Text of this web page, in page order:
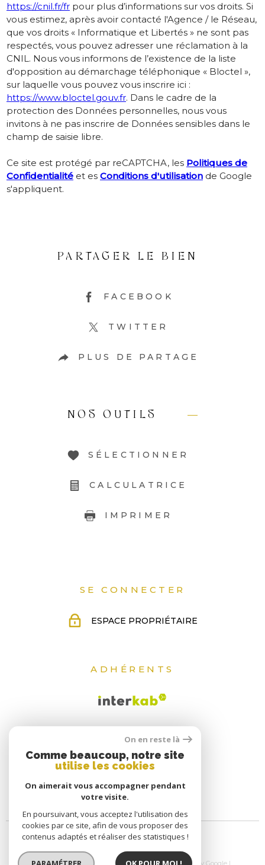
https://cnil.fr/fr pour plus d’informations sur vos droits. Si
vous estimez, après avoir contacté l'Agence / le Réseau,
que vos droits « Informatique et Libertés » ne sont pas
respectés, vous pouvez adresser une réclamation à la
CNIL. Nous vous informons de l’existence de la liste
d'opposition au démarchage téléphonique « Bloctel »,
sur laquelle vous pouvez vous inscrire ici :
https://www.bloctel.gouv.fr. Dans le cadre de la
protection des Données personnelles, nous vous
invitons à ne pas inscrire de Données sensibles dans le
champ de saisie libre.
Ce site est protégé par reCAPTCHA, les Politiques de
Confidentialité et es Conditions d'utilisation de Google
s'appliquent.
PARTAGER LE BIEN
FACEBOOK
TWITTER
PLUS DE PARTAGE
NOS OUTILS
SÉLECTIONNER
CALCULATRICE
IMPRIMER
SE CONNECTER
ESPACE PROPRIÉTAIRE
ADHÉRENTS
© 2026 | Tous droits réservés | Traduction powered by Google |
On en reste là
Comme beaucoup, notre site
utilise les cookies
On aimerait vous accompagner pendant
votre visite.
En poursuivant, vous acceptez l'utilisation des
cookies par ce site, afin de vous proposer des
contenus adaptés et réaliser des statistiques !